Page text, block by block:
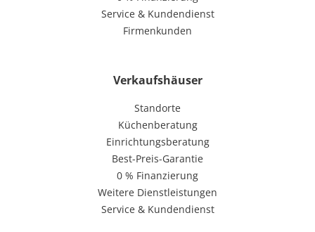
Service & Kundendienst
Firmenkunden
Verkaufshäuser
Standorte
Küchenberatung
Einrichtungsberatung
Best-Preis-Garantie
0 % Finanzierung
Weitere Dienstleistungen
Service & Kundendienst